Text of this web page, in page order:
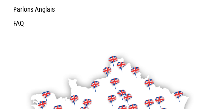
Parlons Anglais
FAQ